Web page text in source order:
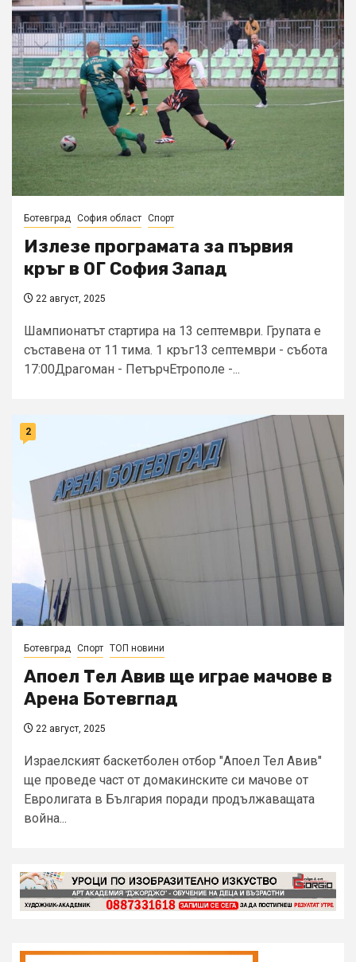
Ботевград София област Спорт
Излезе програмата за първия
кръг в ОГ София Запад
22 август, 2025
Шампионатът стартира на 13 септември. Групата е
съставена от 11 тима. 1 кръг13 септември - събота
17:00Драгоман - ПетърчЕтрополе -...
2
Ботевград Спорт ТОП новини
Апоел Тел Авив ще играе мачове в
Арена Ботевгпад
22 август, 2025
Израелският баскетболен отбор "Апоел Тел Авив"
ще проведе част от домакинските си мачове от
Евролигата в България поради продължаващата
война...